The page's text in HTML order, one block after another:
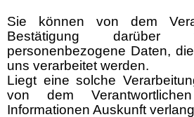
Sie können von dem
Bestätigung darüber
personenbezogene Daten,
uns verarbeitet werden.
Liegt eine solche
von dem
Informationen Auskunft